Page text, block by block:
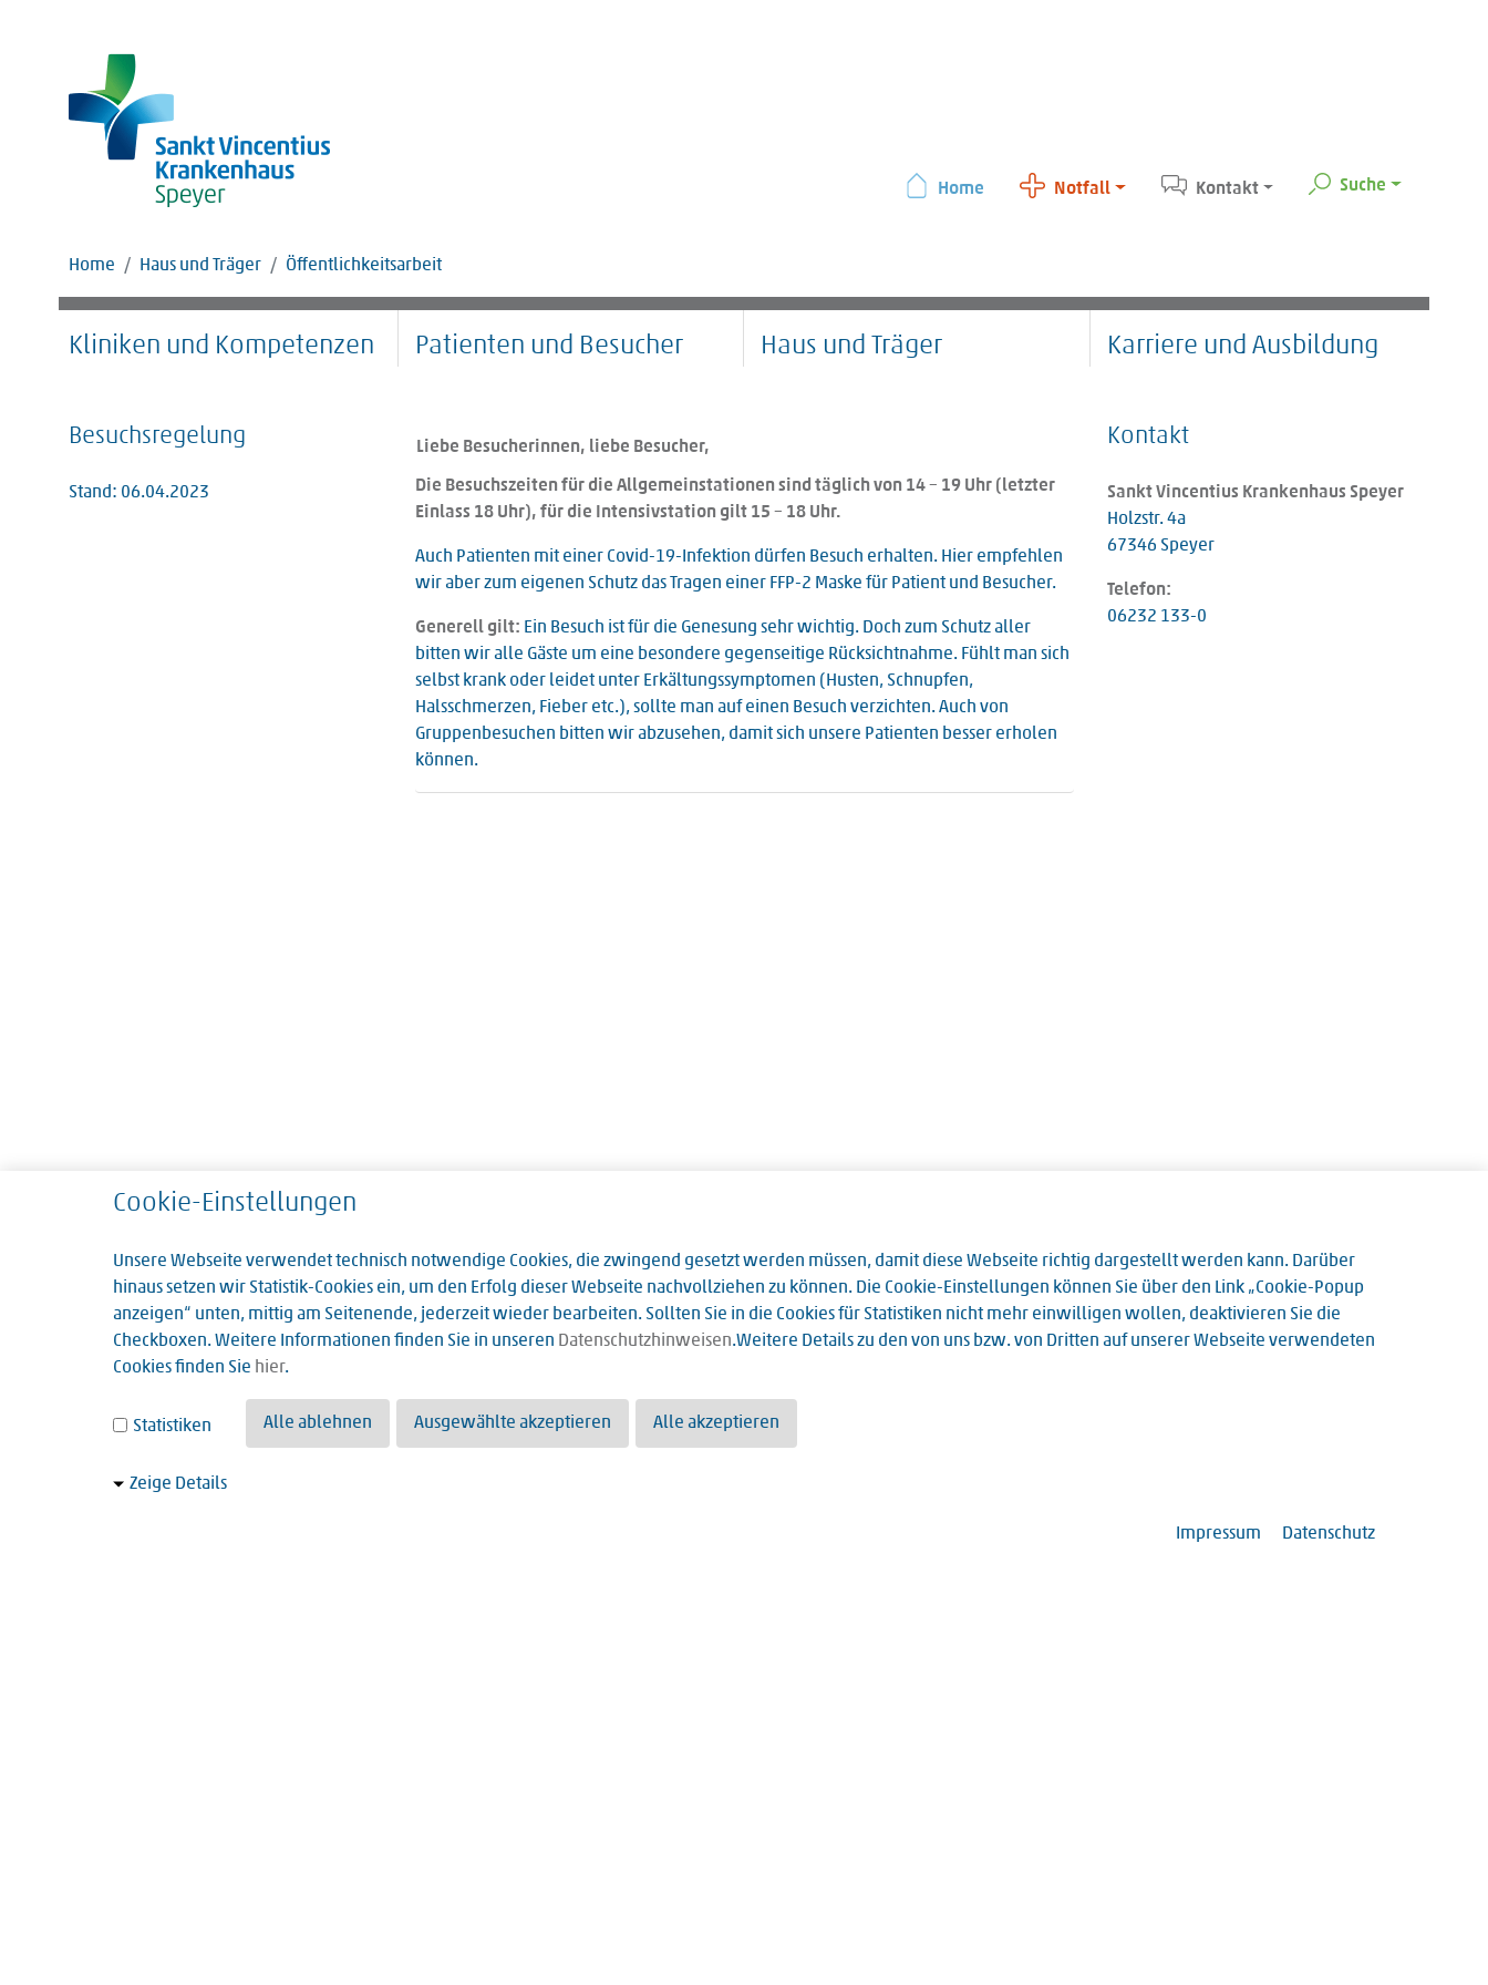
Home Notfall Kontakt Suche
Home Haus und Träger Öffentlichkeitsarbeit
Kliniken und Kompetenzen Patienten und Besucher Haus und Träger Karriere und Ausbildung
Besuchsregelung
Stand: 06.04.2023
Liebe Besucherinnen, liebe Besucher,
Die Besuchszeiten für die Allgemeinstationen sind täglich von 14 – 19 Uhr (letzter
Einlass 18 Uhr), für die Intensivstation gilt 15 – 18 Uhr.
Auch Patienten mit einer Covid-19-Infektion dürfen Besuch erhalten. Hier empfehlen
wir aber zum eigenen Schutz das Tragen einer FFP-2 Maske für Patient und Besucher.
Generell gilt: Ein Besuch ist für die Genesung sehr wichtig. Doch zum Schutz aller
bitten wir alle Gäste um eine besondere gegenseitige Rücksichtnahme. Fühlt man sich
selbst krank oder leidet unter Erkältungssymptomen (Husten, Schnupfen,
Halsschmerzen, Fieber etc.), sollte man auf einen Besuch verzichten. Auch von
Gruppenbesuchen bitten wir abzusehen, damit sich unsere Patienten besser erholen
können.
Kontakt
Sankt Vincentius Krankenhaus Speyer
Holzstr. 4a
67346 Speyer
Telefon:
06232 133-0
Cookie-Einstellungen
Unsere Webseite verwendet technisch notwendige Cookies, die zwingend gesetzt werden müssen, damit diese Webseite richtig dargestellt werden kann. Darüber
hinaus setzen wir Statistik-Cookies ein, um den Erfolg dieser Webseite nachvollziehen zu können. Die Cookie-Einstellungen können Sie über den Link „Cookie-Popup
anzeigen“ unten, mittig am Seitenende, jederzeit wieder bearbeiten. Sollten Sie in die Cookies für Statistiken nicht mehr einwilligen wollen, deaktivieren Sie die
Checkboxen. Weitere Informationen finden Sie in unseren Datenschutzhinweisen.Weitere Details zu den von uns bzw. von Dritten auf unserer Webseite verwendeten
Cookies finden Sie hier.
Statistiken Alle ablehnen Ausgewählte akzeptieren Alle akzeptieren
Zeige Details
Impressum Datenschutz